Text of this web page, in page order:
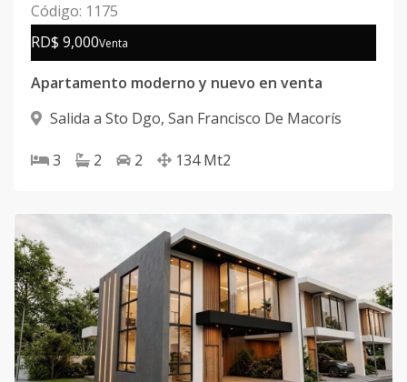
Código: 1175
RD$ 9,000Venta
Apartamento moderno y nuevo en venta
Salida a Sto Dgo, San Francisco De Macorís
3 2 2 134 Mt2